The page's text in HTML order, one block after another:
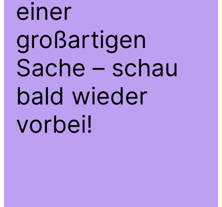
einer
großartigen
Sache – schau
bald wieder
vorbei!